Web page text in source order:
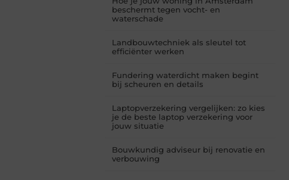
beschermt tegen vocht- en
waterschade
Landbouwtechniek als sleutel tot
efficiënter werken
Fundering waterdicht maken begint
bij scheuren en details
Laptopverzekering vergelijken: zo kies
je de beste laptop verzekering voor
jouw situatie
Bouwkundig adviseur bij renovatie en
verbouwing